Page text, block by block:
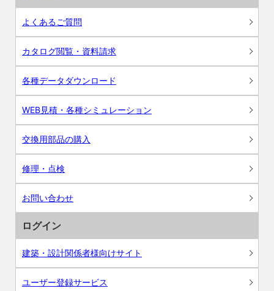
よくあるご質問
カタログ閲覧・資料請求
各種データダウンロード
WEB見積・各種シミュレーション
交換用部品の購入
修理・点検
お問い合わせ
ログイン
建築・設計関係者様向けサイト
ユーザー登録サービス